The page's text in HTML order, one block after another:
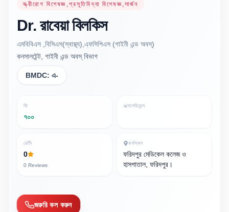
স্ত্রীরোগ বিশেষজ্ঞ,প্রসূতিবিদ্যা বিশেষজ্ঞ,সার্জন
Dr. রাবেয়া বিলকিস
এমবিবিএস ,বিসিএস(স্বাস্থ্য),এফসিপিএস (গাইনী এন্ড অবস্)
কনসালটেন্ট, গাইনী এন্ড অবস্ বিভাগ
BMDC: এ-
ফি
৭০০
এক্সপেরিয়েন্স
রেটিং
0
0 Reviews
কর্মস্থল
ফরিদপুর মেডিকেল কলেজ ও
হাসপাতাল, ফরিদপুর।
জরুরি কল করুন